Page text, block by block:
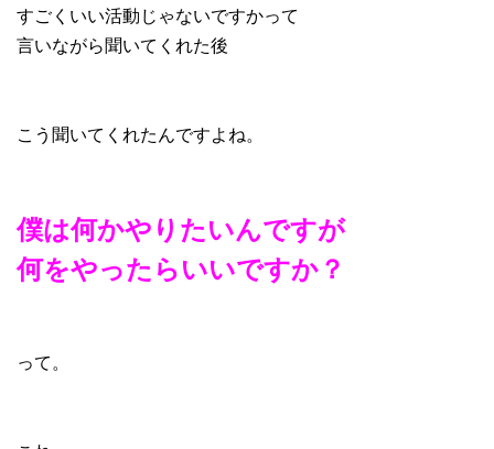
すごくいい活動じゃないですかって
言いながら聞いてくれた後
こう聞いてくれたんですよね。
僕は何かやりたいんですが
何をやったらいいですか？
って。